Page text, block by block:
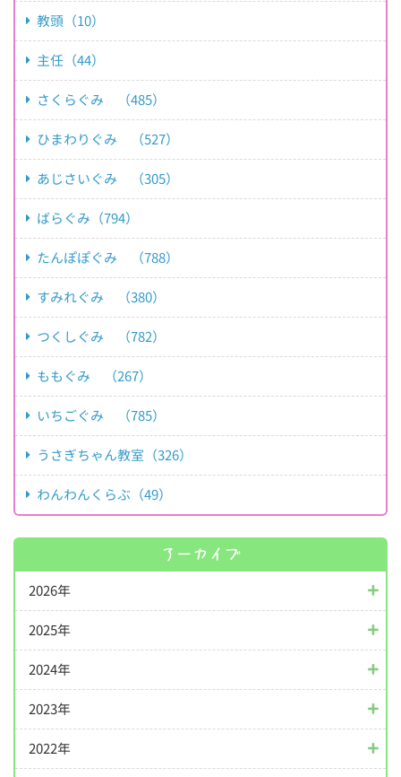
教頭（10）
主任（44）
さくらぐみ （485）
ひまわりぐみ （527）
あじさいぐみ （305）
ばらぐみ（794）
たんぽぽぐみ （788）
すみれぐみ （380）
つくしぐみ （782）
ももぐみ （267）
いちごぐみ （785）
うさぎちゃん教室（326）
わんわんくらぶ（49）
アーカイブ
2026年
2025年
2024年
2023年
2022年